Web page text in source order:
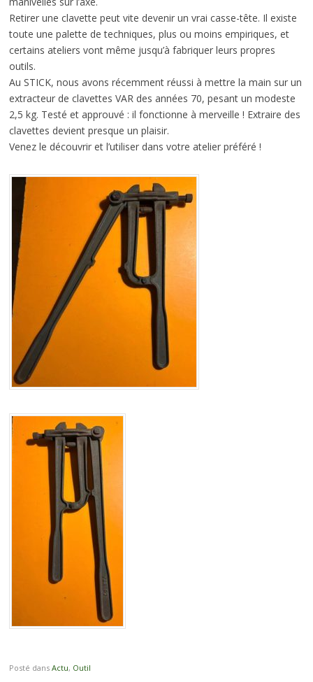
Retirer une clavette peut vite devenir un vrai casse-tête. Il existe
toute une palette de techniques, plus ou moins empiriques, et
certains ateliers vont même jusqu’à fabriquer leurs propres
outils.
Au STICK, nous avons récemment réussi à mettre la main sur un
extracteur de clavettes VAR des années 70, pesant un modeste
2,5 kg. Testé et approuvé : il fonctionne à merveille ! Extraire des
clavettes devient presque un plaisir.
Venez le découvrir et l’utiliser dans votre atelier préféré !
Posté dans Actu, Outil